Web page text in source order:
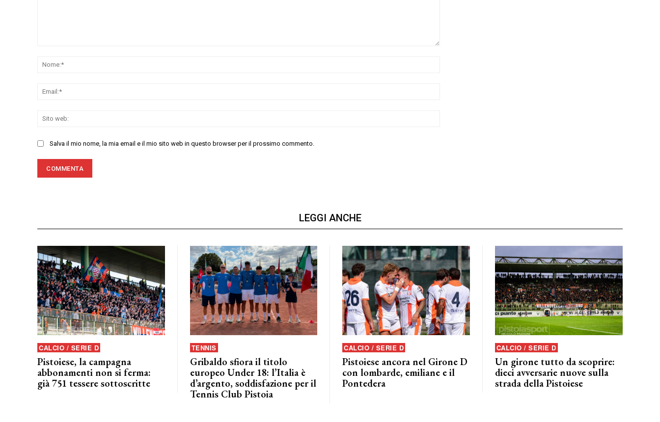
Salva il mio nome, la mia email e il mio sito web in questo browser per il prossimo commento.
LEGGI ANCHE
CALCIO / SERIE D
Pistoiese, la campagna
abbonamenti non si ferma:
già 751 tessere sottoscritte
TENNIS
Gribaldo sfiora il titolo
europeo Under 18: l’Italia è
d’argento, soddisfazione per il
Tennis Club Pistoia
CALCIO / SERIE D
Pistoiese ancora nel Girone D
con lombarde, emiliane e il
Pontedera
CALCIO / SERIE D
Un girone tutto da scoprire:
dieci avversarie nuove sulla
strada della Pistoiese